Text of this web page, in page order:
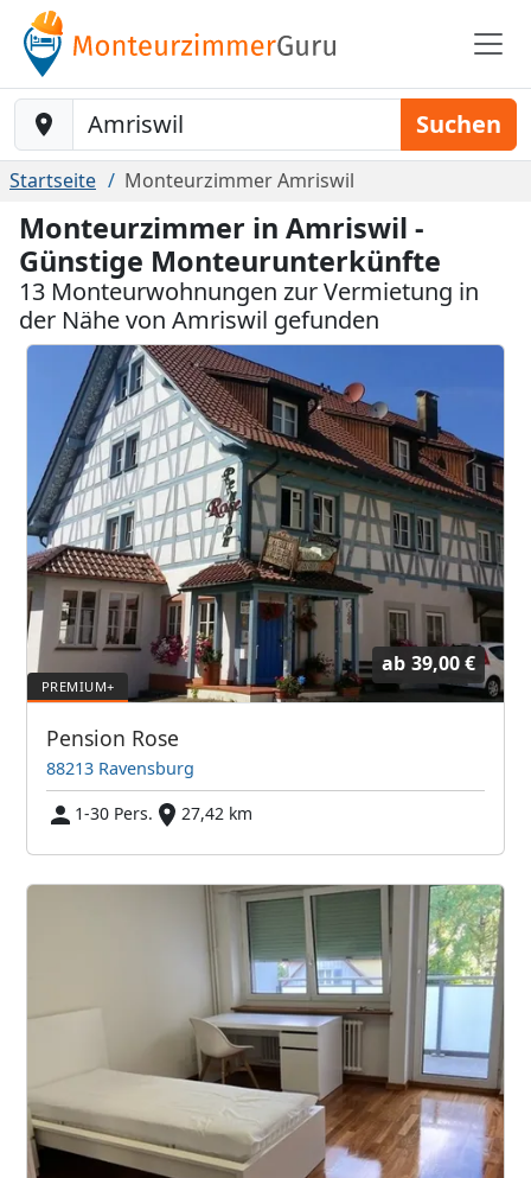
Baustelle-Location Suchen
Startseite Monteurzimmer Amriswil
Monteurzimmer in Amriswil -
Günstige Monteurunterkünfte
13 Monteurwohnungen zur Vermietung in
der Nähe von Amriswil gefunden
ab 39,00 €
Pension Rose
88213 Ravensburg
1-30 Pers.
27,42 km